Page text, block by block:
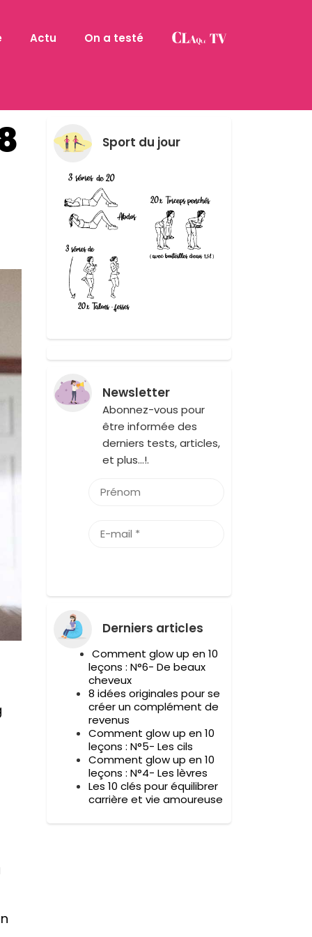
Actu On a testé
Sport du jour
Newsletter
Abonnez-vous pour
être informée des
derniers tests, articles,
et plus…!.
Derniers articles
Comment glow up en 10
leçons : N°6- De beaux
cheveux
8 idées originales pour se
créer un complément de
revenus
Comment glow up en 10
leçons : N°5- Les cils
Comment glow up en 10
leçons : N°4- Les lèvres
Les 10 clés pour équilibrer
carrière et vie amoureuse